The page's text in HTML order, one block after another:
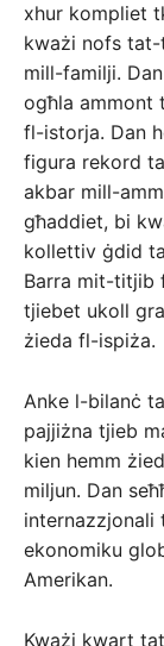
xhur kompliet
kważi nofs
mill-familji.
ogħla ammont
fl-istorja. Dan
figura rekord
akbar mill-
għaddiet, bi
kollettiv ġdid
Barra mit-titjib
tjiebet ukoll
żieda fl-ispiża.
Anke l-bilanċ
pajjiżna tjieb
kien hemm
miljun. Dan
internazzjonali
ekonomiku
Amerikan.
Kważi kwart